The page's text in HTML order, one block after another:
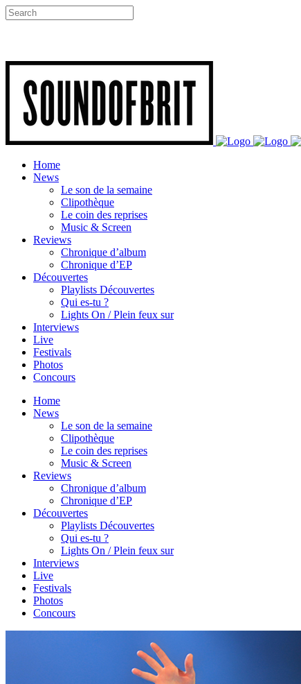
Home
News
Le son de la semaine
Clipothèque
Le coin des reprises
Music & Screen
Reviews
Chronique d’album
Chronique d’EP
Découvertes
Playlists Découvertes
Qui es-tu ?
Lights On / Plein feux sur
Interviews
Live
Festivals
Photos
Concours
Home
News
Le son de la semaine
Clipothèque
Le coin des reprises
Music & Screen
Reviews
Chronique d’album
Chronique d’EP
Découvertes
Playlists Découvertes
Qui es-tu ?
Lights On / Plein feux sur
Interviews
Live
Festivals
Photos
Concours